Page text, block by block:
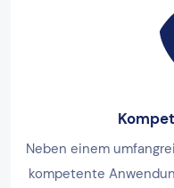
Neben einem
kompetente